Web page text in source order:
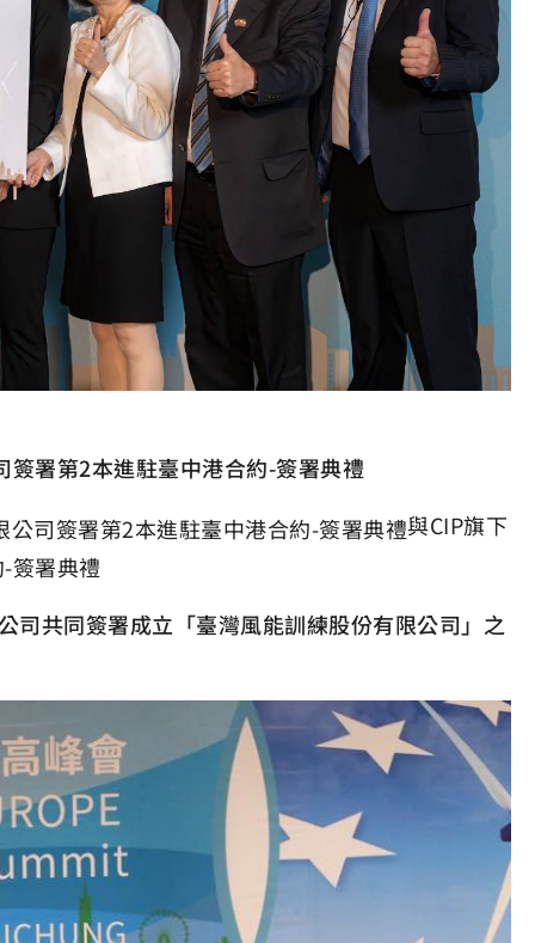
署第2本進駐臺中港合約-簽署典禮
與CIP旗下
簽署典禮
司共同簽署成立「臺灣風能訓練股份有限公司」之